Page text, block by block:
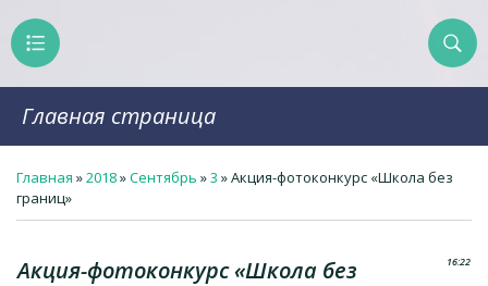
Главная страница
Главная »2018»Сентябрь »3 » Акция-фотоконкурс «Школа без
границ»
16:22
Акция-фотоконкурс «Школа без